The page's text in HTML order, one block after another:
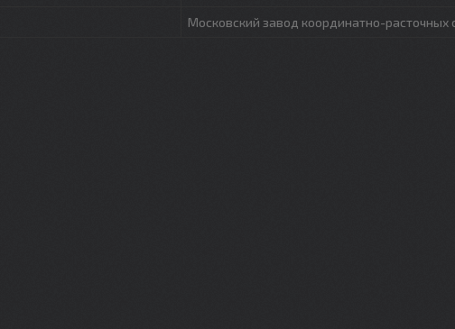
Московский завод координатно-расточных